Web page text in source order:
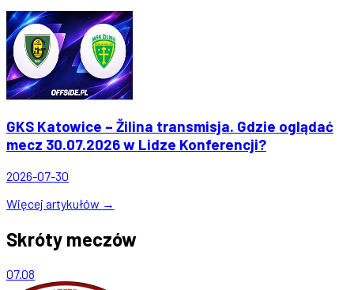
GKS Katowice – Žilina transmisja. Gdzie oglądać
mecz 30.07.2026 w Lidze Konferencji?
2026-07-30
Więcej artykułów →
Skróty meczów
07.08